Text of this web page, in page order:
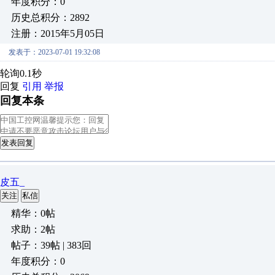
历史总积分：2892
注册：2015年5月05日
发表于：2023-07-01 19:32:08
轮询0.1秒
回复 引用 举报
回复本条
发表回复
皮五_
关注 私信
精华：0帖
求助：2帖
帖子：39帖 | 383回
年度积分：0